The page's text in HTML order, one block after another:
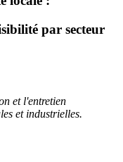
par secteur
et l'entretien
et industrielles.